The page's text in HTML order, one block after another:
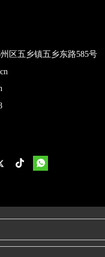
区五乡镇五乡东路585号